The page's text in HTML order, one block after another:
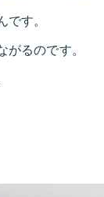
です。
がるのです。